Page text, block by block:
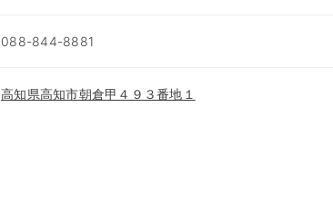
088-844-8881
高知県高知市朝倉甲４９３番地１